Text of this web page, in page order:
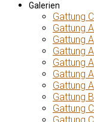
Galerien
Gattung
Gattung
Gattung
Gattung
Gattung
Gattung
Gattung
Gattung
Gattung